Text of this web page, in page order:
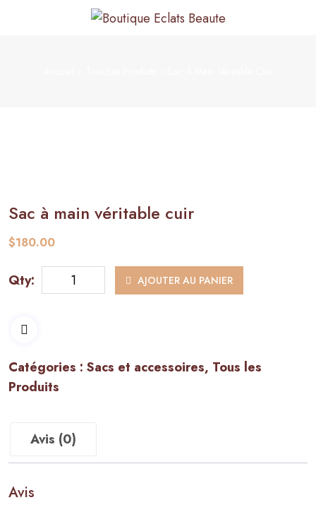
Sac à main véritable cuir
$180.00
Qty: quantité
de
véritable
cuir
AJOUTER AU PANIER
Catégories : Sacs et accessoires, Tous les
Produits
Avis (0)
Avis